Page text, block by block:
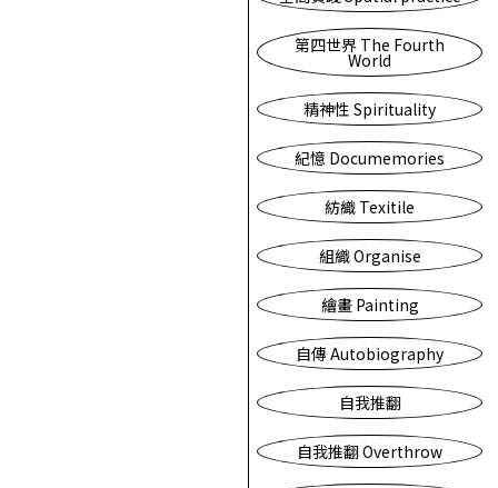
第四世界 The Fourth
World
精神性 Spirituality
紀憶 Documemories
紡織 Texitile
組織 Organise
繪畫 Painting
自傳 Autobiography
自我推翻
自我推翻 Overthrow